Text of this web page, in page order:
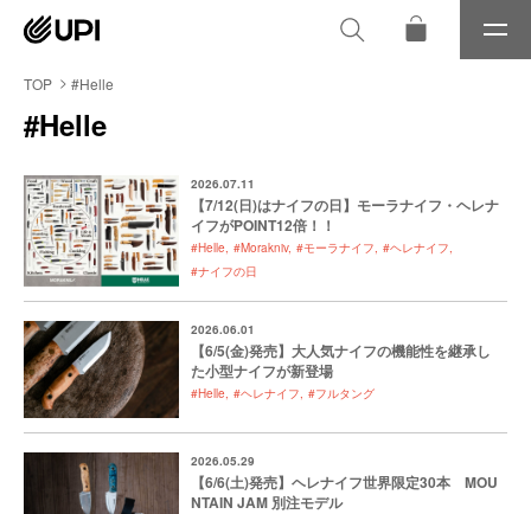
メ
ニ
TOP #Helle
#Helle
2026.07.11
【7/12(日)はナイフの日】モーラナイフ・ヘレナ
イフがPOINT12倍！！
#Helle #Morakniv #モーラナイフ #ヘレナイフ
#ナイフの日
2026.06.01
【6/5(金)発売】大人気ナイフの機能性を継承し
た小型ナイフが新登場
#Helle #ヘレナイフ #フルタング
2026.05.29
【6/6(土)発売】ヘレナイフ世界限定30本 MOU
NTAIN JAM 別注モデル